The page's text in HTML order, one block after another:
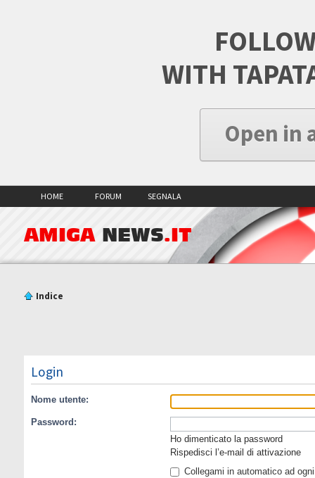
WITH
Open in
HOME FORUM SEGNALA
AMIGA NEWS.IT
Indice
Login
Nome utente:
Password:
Ho dimenticato la password
Rispedisci l’e-mail di attivazione
Collegami in automatico ad